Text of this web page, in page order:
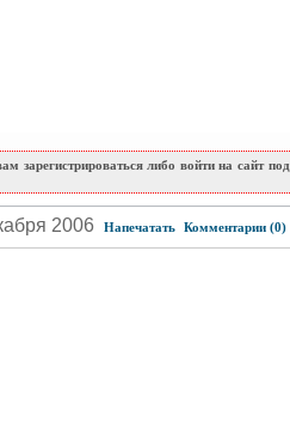
зарегистрироваться либо войти на сайт под
2006 Напечатать Комментарии (0)